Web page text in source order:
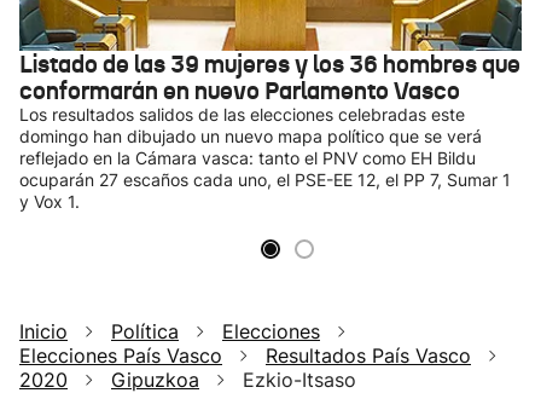
Listado de las 39 mujeres y los 36 hombres que
conformarán en nuevo Parlamento Vasco
Los resultados salidos de las elecciones celebradas este
domingo han dibujado un nuevo mapa político que se verá
reflejado en la Cámara vasca: tanto el PNV como EH Bildu
ocuparán 27 escaños cada uno, el PSE-EE 12, el PP 7, Sumar 1
y Vox 1.
Inicio Política
Elecciones
Elecciones País Vasco
Resultados País Vasco
2020
Gipuzkoa Ezkio-Itsaso